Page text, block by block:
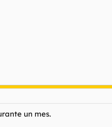
un mes.